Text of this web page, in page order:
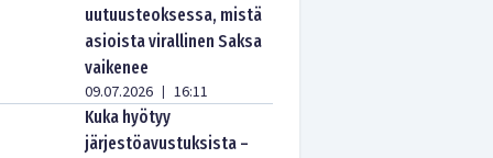
uutuusteoksessa, mistä
asioista virallinen Saksa
vaikenee
09.07.2026 | 16:11
Kuka hyötyy
järjestöavustuksista –